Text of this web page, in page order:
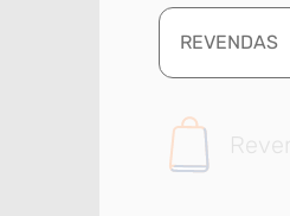
REVENDAS